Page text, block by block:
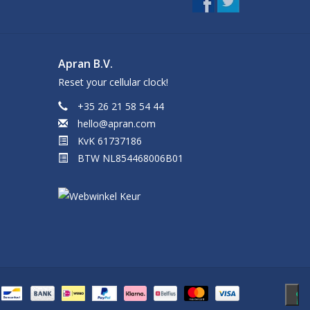
Apran B.V.
Reset your cellular clock!
+35 26 21 58 54 44
hello@apran.com
KvK 61737186
BTW NL854468006B01